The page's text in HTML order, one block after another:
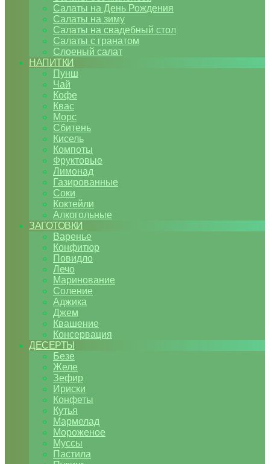
Салаты на День Рождения
Салаты на зиму
Салаты на свадебный стол
Салаты с гранатом
Слоеный салат
НАПИТКИ
Пунш
Чай
Кофе
Квас
Морс
Сбитень
Кисель
Компоты
Фруктовые
Лимонад
Газированные
Соки
Коктейли
Алкогольные
ЗАГОТОВКИ
Варенье
Конфитюр
Повидло
Лечо
Маринование
Соление
Аджика
Джем
Квашение
Консервация
ДЕСЕРТЫ
Безе
Желе
Зефир
Ириски
Конфеты
Кутья
Мармелад
Мороженое
Муссы
Пастила